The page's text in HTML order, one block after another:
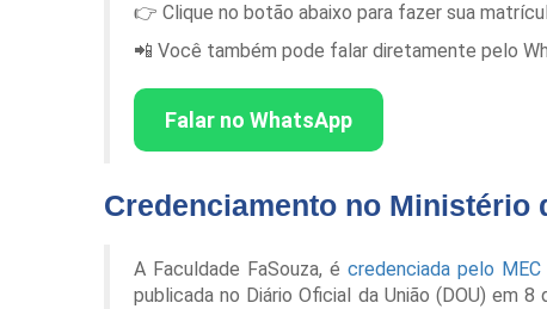
👉 Clique no botão abaixo para fazer sua
📲 Você também pode falar diretamente pelo
Falar no WhatsApp
Credenciamento no Ministério
A Faculdade FaSouza, écredenciada pelo MEC
publicada no Diário Oficial da União (DOU) em